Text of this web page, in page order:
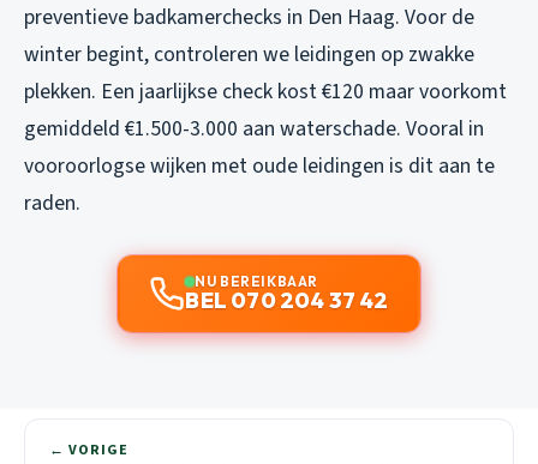
preventieve badkamerchecks in Den Haag. Voor de
winter begint, controleren we leidingen op zwakke
plekken. Een jaarlijkse check kost €120 maar voorkomt
gemiddeld €1.500-3.000 aan waterschade. Vooral in
vooroorlogse wijken met oude leidingen is dit aan te
raden.
NU BEREIKBAAR
BEL 070 204 37 42
← VORIGE